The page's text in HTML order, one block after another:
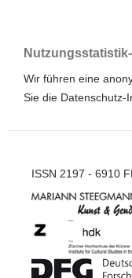
Wir führen eine
Sie die Datenschutz-
ISSN 2197 - 6910